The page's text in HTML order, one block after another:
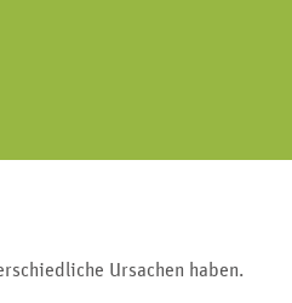
Ursachen haben.